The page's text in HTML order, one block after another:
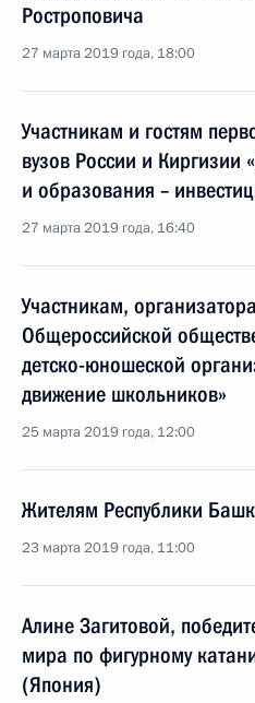
Ростроповича
27 марта 2019 года, 18:00
Участникам и гостям
вузов России и Киргизии
и образования –
27 марта 2019 года, 16:40
Участникам,
Общероссийской
детско-юношеской
движение школьников»
25 марта 2019 года, 12:00
Жителям Республики
23 марта 2019 года, 11:00
Алине Загитовой,
мира по фигурному
(Япония)